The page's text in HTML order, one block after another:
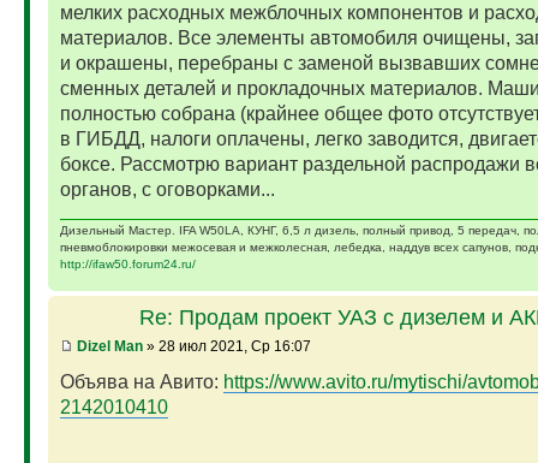
мелких расходных межблочных компонентов и
материалов. Все элементы автомобиля очищены,
и окрашены, перебраны с заменой вызвавших
сменных деталей и прокладочных материалов.
полностью собрана (крайнее общее фото
в ГИБДД, налоги оплачены, легко заводится,
боксе. Рассмотрю вариант раздельной распродажи
органов, с оговорками...
Дизельный Мастер. IFA W50LA, КУНГ, 6,5 л дизель, полный привод, 5 передач,
пневмоблокировки межосевая и межколесная, лебедка, наддув всех сапунов,
http://ifaw50.forum24.ru/
Re: Продам проект УАЗ с дизелем и
Dizel Man» 28 июл 2021, Ср 16:07
Объява на Авито: https://www.avito.ru/mytischi/
2142010410